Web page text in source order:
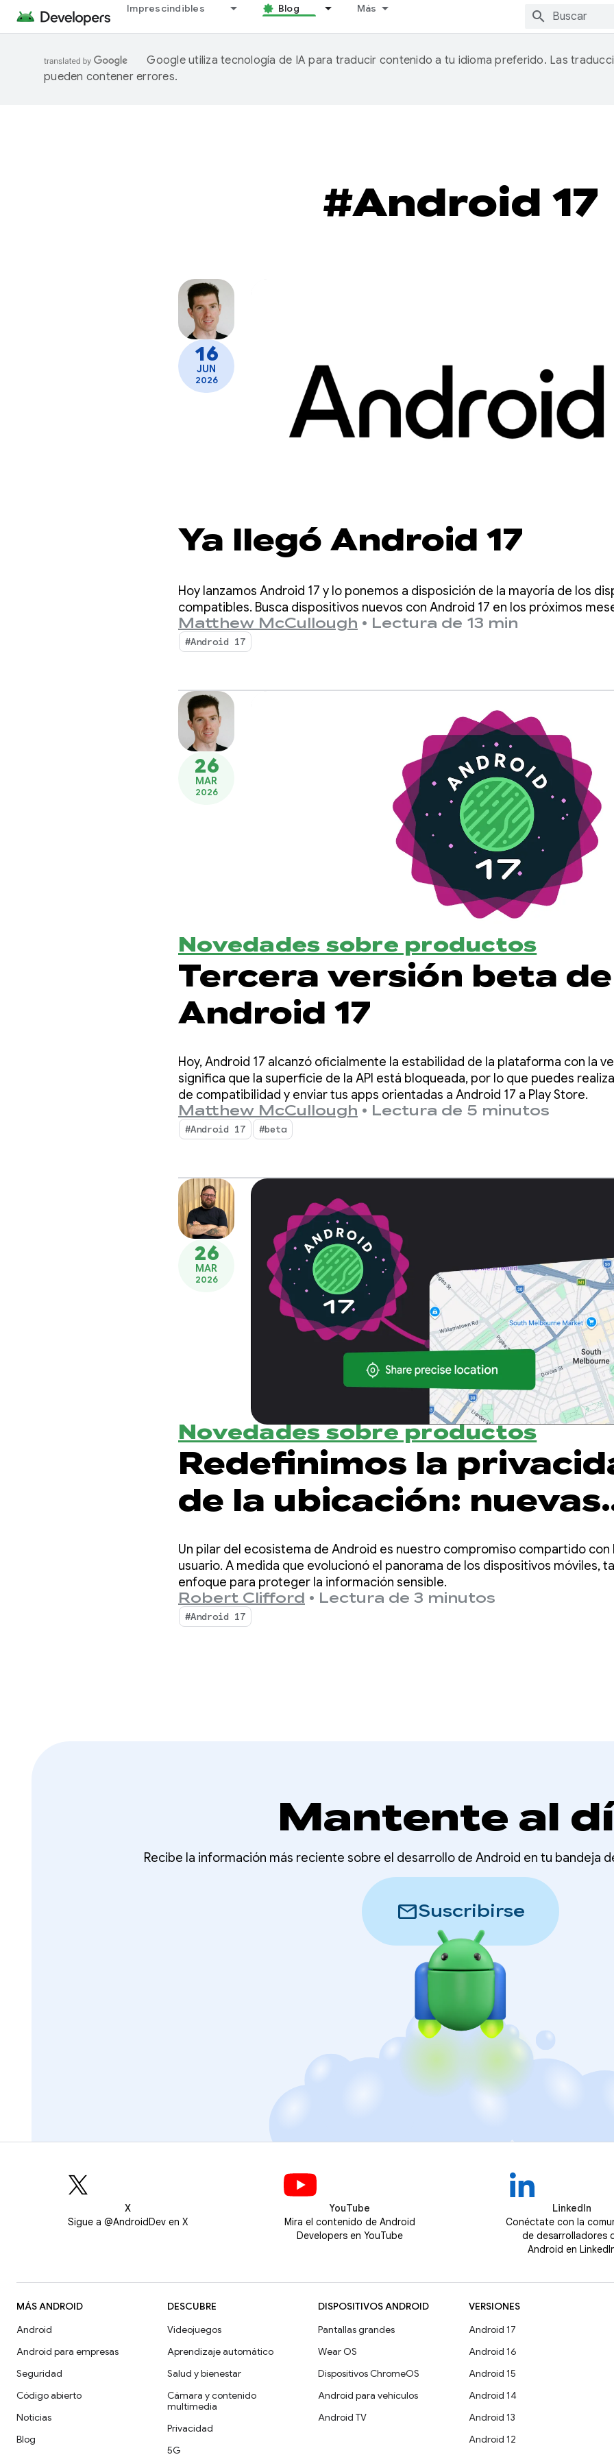
Imprescindibles Blog Más
Google utiliza tecnología de IA para traducir contenido a tu idioma preferido. Las
pueden contener errores.
#Android 17
16
JUN
2026
Ya llegó Android 17
Hoy lanzamos Android 17 y lo ponemos a disposición de la mayoría de los
compatibles. Busca dispositivos nuevos con Android 17 en los próximos
Matthew McCullough • Lectura de 13 min
#Android 17
26
MAR
2026
Novedades sobre productos
Tercera versión beta de
Android 17
Hoy, Android 17 alcanzó oficialmente la estabilidad de la plataforma con la
significa que la superficie de la API está bloqueada, por lo que puedes
de compatibilidad y enviar tus apps orientadas a Android 17 a Play Store.
Matthew McCullough • Lectura de 5 minutos
#Android 17 #beta
26
MAR
2026
Novedades sobre productos
Redefinimos la
de la ubicación: nuevas
herramientas y
para Android 17
Un pilar del ecosistema de Android es nuestro compromiso compartido con
usuario. A medida que evolucionó el panorama de los dispositivos móviles,
enfoque para proteger la información sensible.
Robert Clifford • Lectura de 3 minutos
#Android 17
Mantente al
Recibe la información más reciente sobre el desarrollo de Android en tu bandeja
mailSuscribirse
X
Sigue a @AndroidDev en X
YouTube
Mira el contenido de Android
Developers en YouTube
LinkedIn
Conéctate con la
de desarrolladores
Android en
MÁS ANDROID
Android
Android para empresas
Seguridad
Código abierto
Noticias
Blog
DESCUBRE
Videojuegos
Aprendizaje automático
Salud y bienestar
Cámara y contenido
multimedia
Privacidad
5G
DISPOSITIVOS ANDROID
Pantallas grandes
Wear OS
Dispositivos ChromeOS
Android para vehículos
Android TV
VERSIONES
Android 17
Android 16
Android 15
Android 14
Android 13
Android 12